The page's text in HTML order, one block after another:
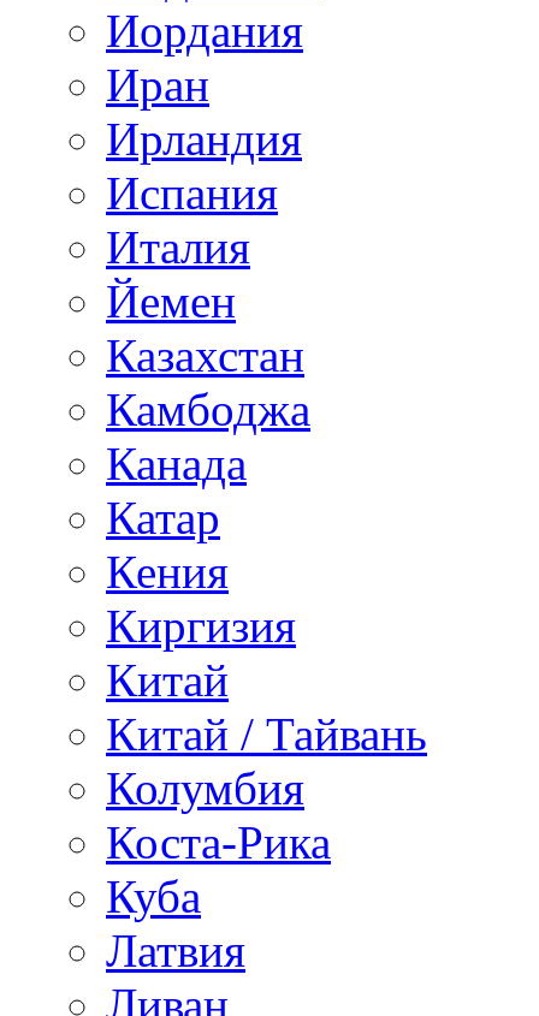
Иордания
Иран
Ирландия
Испания
Италия
Йемен
Казахстан
Камбоджа
Канада
Катар
Кения
Киргизия
Китай
Китай / Тайвань
Колумбия
Коста-Рика
Куба
Латвия
Ливан